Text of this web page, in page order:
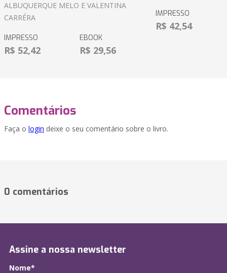
ALBUQUERQUE MELO E VALENTINA
CARRÉRA
IMPRESSO
R$ 52,42
EBOOK
R$ 29,56
IMPRESSO
R$ 42,54
Comentários
Faça o login deixe o seu comentário sobre o livro.
0 comentários
Assine a nossa newsletter
Nome*